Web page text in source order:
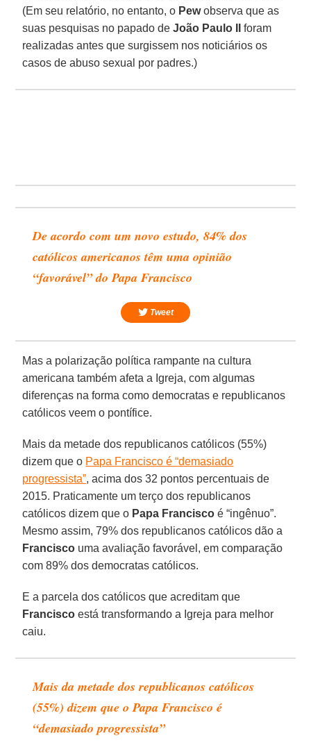
(Em seu relatório, no entanto, o Pewobserva que as
suas pesquisas no papado de João Paulo II
foram
realizadas antes que surgissem nos noticiários os
casos de abuso sexual por padres.)
De acordo com um novo estudo, 84% dos
católicos americanos têm uma opinião
“favorável” do Papa Francisco
Tweet
Mas a polarização política rampante na cultura
americana também afeta a Igreja, com algumas
diferenças na forma como democratas e republicanos
católicos veem o pontífice.
Mais da metade dos republicanos católicos (55%)
dizem que o Papa Francisco é “demasiado
progressista”, acima dos 32 pontos percentuais de
2015. Praticamente um terço dos republicanos
católicos dizem que o Papa Francisco é “ingênuo”.
Mesmo assim, 79% dos republicanos católicos dão a
Francisco uma avaliação favorável, em comparação
com 89% dos democratas católicos.
E a parcela dos católicos que acreditam que
Francisco está transformando a Igreja para melhor
caiu.
Mais da metade dos republicanos católicos
(55%) dizem que o Papa Francisco é
“demasiado progressista”